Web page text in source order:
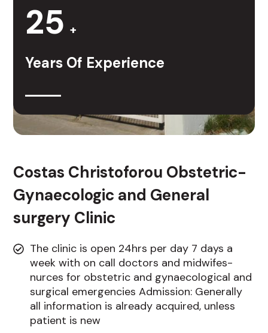
25 +
Years Of Experience
Costas Christoforou Obstetric-
Gynaecologic and General
surgery Clinic
The clinic is open 24hrs per day 7 days a
week with on call doctors and midwifes-
nurces for obstetric and gynaecological and
surgical emergencies Admission: Generally
all information is already acquired, unless
patient is new